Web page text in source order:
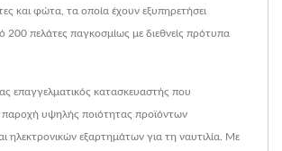
και φώτα, τα οποία έχουν εξυπηρετήσει
200 πελάτες παγκοσμίως με διεθνείς πρότυπα
επαγγελματικός κατασκευαστής που
παροχή υψηλής ποιότητας προϊόντων
ηλεκτρονικών εξαρτημάτων για τη ναυτιλία. Με